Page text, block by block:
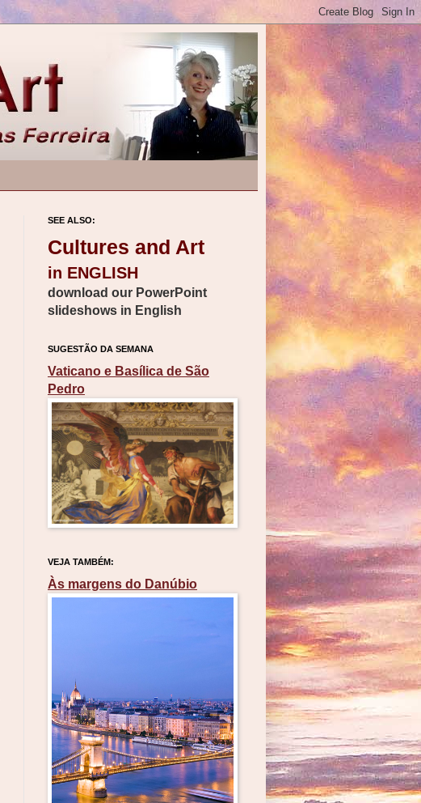
SEE ALSO:
Cultures and Art
in ENGLISH
download our PowerPoint
slideshows in English
SUGESTÃO DA SEMANA
Vaticano e Basílica de São
Pedro
VEJA TAMBÉM:
Às margens do Danúbio